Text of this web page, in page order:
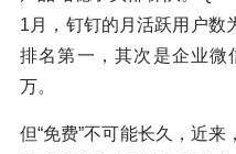
1月，钉钉的月活跃用户数
排名第一，其次是企业微
万。
但“免费”不可能长久，近来